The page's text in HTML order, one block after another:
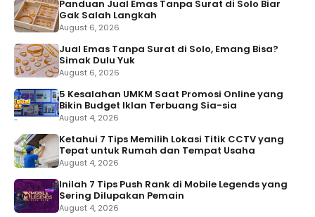
Panduan Jual Emas Tanpa Surat di Solo Biar
Gak Salah Langkah
August 6, 2026
Jual Emas Tanpa Surat di Solo, Emang Bisa?
Simak Dulu Yuk
August 6, 2026
5 Kesalahan UMKM Saat Promosi Online yang
Bikin Budget Iklan Terbuang Sia-sia
August 4, 2026
Ketahui 7 Tips Memilih Lokasi Titik CCTV yang
Tepat untuk Rumah dan Tempat Usaha
August 4, 2026
Inilah 7 Tips Push Rank di Mobile Legends yang
Sering Dilupakan Pemain
August 4, 2026